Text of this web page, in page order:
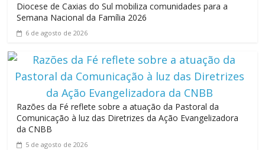
Diocese de Caxias do Sul mobiliza comunidades para a
Semana Nacional da Família 2026
6 de agosto de 2026
Razões da Fé reflete sobre a atuação da Pastoral da
Comunicação à luz das Diretrizes da Ação Evangelizadora
da CNBB
5 de agosto de 2026